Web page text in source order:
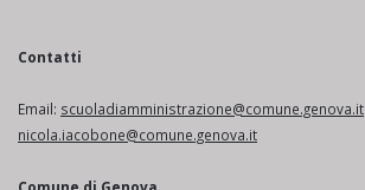
Contatti
Email: scuoladiamministrazione@comune.genova.it
nicola.iacobone@comune.genova.it